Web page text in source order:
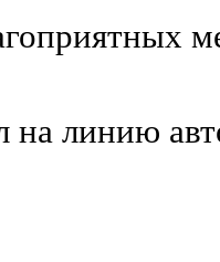
на линию